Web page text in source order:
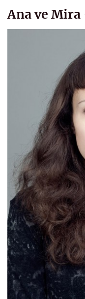
Ana ve Mira